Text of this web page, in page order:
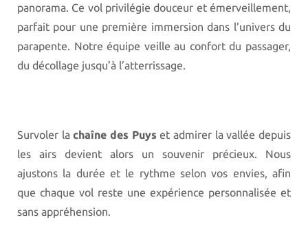
panorama. Ce vol privilégie douceur et émerveillement,
parfait pour une première immersion dans l’univers du
parapente. Notre équipe veille au confort du passager,
du décollage jusqu’à l’atterrissage.
Survoler lachaîne des Puys et admirer la vallée depuis
les airs devient alors un souvenir précieux. Nous
ajustons la durée et le rythme selon vos envies, afin
que chaque vol reste une expérience personnalisée et
sans appréhension.